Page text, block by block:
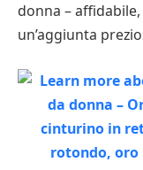
donna –
un’aggiunta